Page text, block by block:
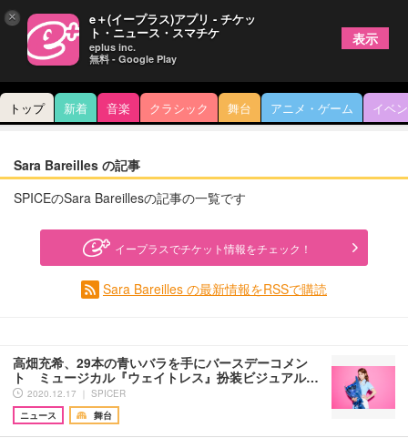
トップ 新着 音楽 クラシック 舞台 アニメ・ゲーム イベ
Sara Bareilles の記事
SPICEのSara Bareillesの記事の一覧です
イープラスでチケット情報をチェック！
Sara Bareilles の最新情報をRSSで購読
高畑充希、29本の青いバラを手にバースデーコメン
ト ミュージカル『ウェイトレス』扮装ビジュアル…
2020.12.17 ｜ SPICER
ニュース
舞台
× e＋(イープラス)アプリ - チケッ
ト・ニュース・スマチケ
eplus inc.
無料 - Google Play
表示